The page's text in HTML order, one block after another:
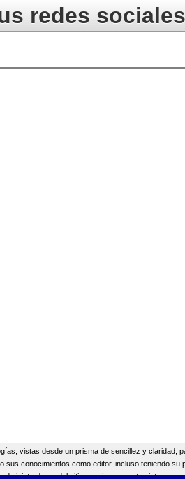
redes
vistas desde un prisma de sencillez y claridad,
conocimientos como editor, incluso teniendo
del sitio, y así exponer tus intereses